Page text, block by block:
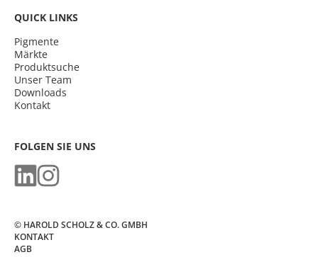
QUICK LINKS
Pigmente
Märkte
Produktsuche
Unser Team
Downloads
Kontakt
FOLGEN SIE UNS
© HAROLD SCHOLZ & CO. GMBH
KONTAKT
AGB